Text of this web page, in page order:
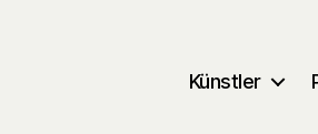
Künstler